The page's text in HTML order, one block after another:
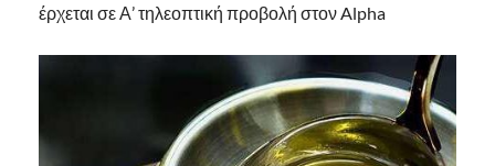
έρχεται σε Α’ τηλεοπτική προβολή στον Alpha